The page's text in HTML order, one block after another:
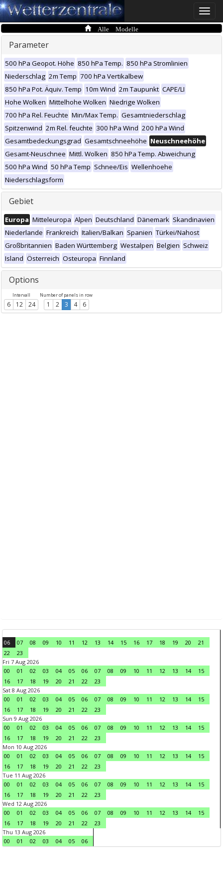
Toggle
Alle Modelle
Parameter
500 hPa Geopot. Höhe 850 hPa Temp. 850 hPa Stromlinien
Niederschlag 2m Temp 700 hPa Vertikalbew
850 hPa Pot. Äquiv. Temp 10m Wind 2m Taupunkt CAPE/LI
Hohe Wolken Mittelhohe Wolken Niedrige Wolken
700 hPa Rel. Feuchte Min/Max Temp. Gesamtniederschlag
Spitzenwind 2m Rel. feuchte 300 hPa Wind 200 hPa Wind
Gesamtbedeckungsgrad Gesamtschneehöhe Neuschneehöhe
Gesamt-Neuschnee Mittl. Wolken 850 hPa Temp. Abweichung
500 hPa Wind 50 hPa Temp Schnee/Eis Wellenhoehe
Niederschlagsform
Gebiet
Europa Mitteleuropa Alpen Deutschland Dänemark Skandinavien
Niederlande Frankreich Italien/Balkan Spanien Türkei/Nahost
Großbritannien Baden Württemberg Westalpen Belgien Schweiz
Island Österreich Osteuropa Finnland
Options
Intervall
6 12 24
Number of panels in row
1 2 3 4 6
06 07 08 09 10 11 12 13 14 15 16 17 18 19 20
21
22
23
Fri 7 Aug 2026
00
01 02 03 04 05 06 07 08 09 10 11 12 13 14
15
16
17 18 19 20 21 22
23
Sat 8 Aug 2026
00
01 02 03 04 05 06 07 08 09 10 11 12 13 14
15
16
17 18 19 20 21 22
23
Sun 9 Aug 2026
00
01 02 03 04 05 06 07 08 09 10 11 12 13 14
15
16
17 18 19 20 21 22
23
Mon 10 Aug 2026
00
01 02 03 04 05 06 07 08 09 10 11 12 13 14
15
16
17 18 19 20 21 22
23
Tue 11 Aug 2026
00
01 02 03 04 05 06 07 08 09 10 11 12 13 14
15
16
17 18 19 20 21 22
23
Wed 12 Aug 2026
00
01 02 03 04 05 06 07 08 09 10 11 12 13 14
15
16
17 18 19 20 21 22
23
Thu 13 Aug 2026
00
01 02 03 04 05 06